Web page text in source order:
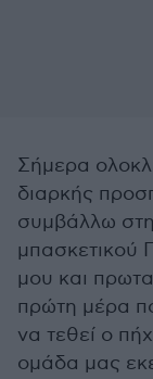
Σήμερα
διαρκής
συμβάλλω
μου και
πρώτη μέρα
να τεθεί ο
ομάδα μας